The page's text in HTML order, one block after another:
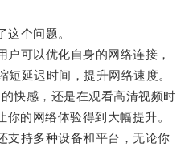
个问题。
可以优化自身的网络连接，
延迟时间，提升网络速度。
感，还是在观看高清视频时
的网络体验得到大幅提升。
持多种设备和平台，无论你